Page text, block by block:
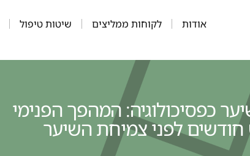
אודות לקוחות ממליצים שיטות טיפול
כפסיכולוגיה: המהפך הפנימי
לפני צמיחת השיער